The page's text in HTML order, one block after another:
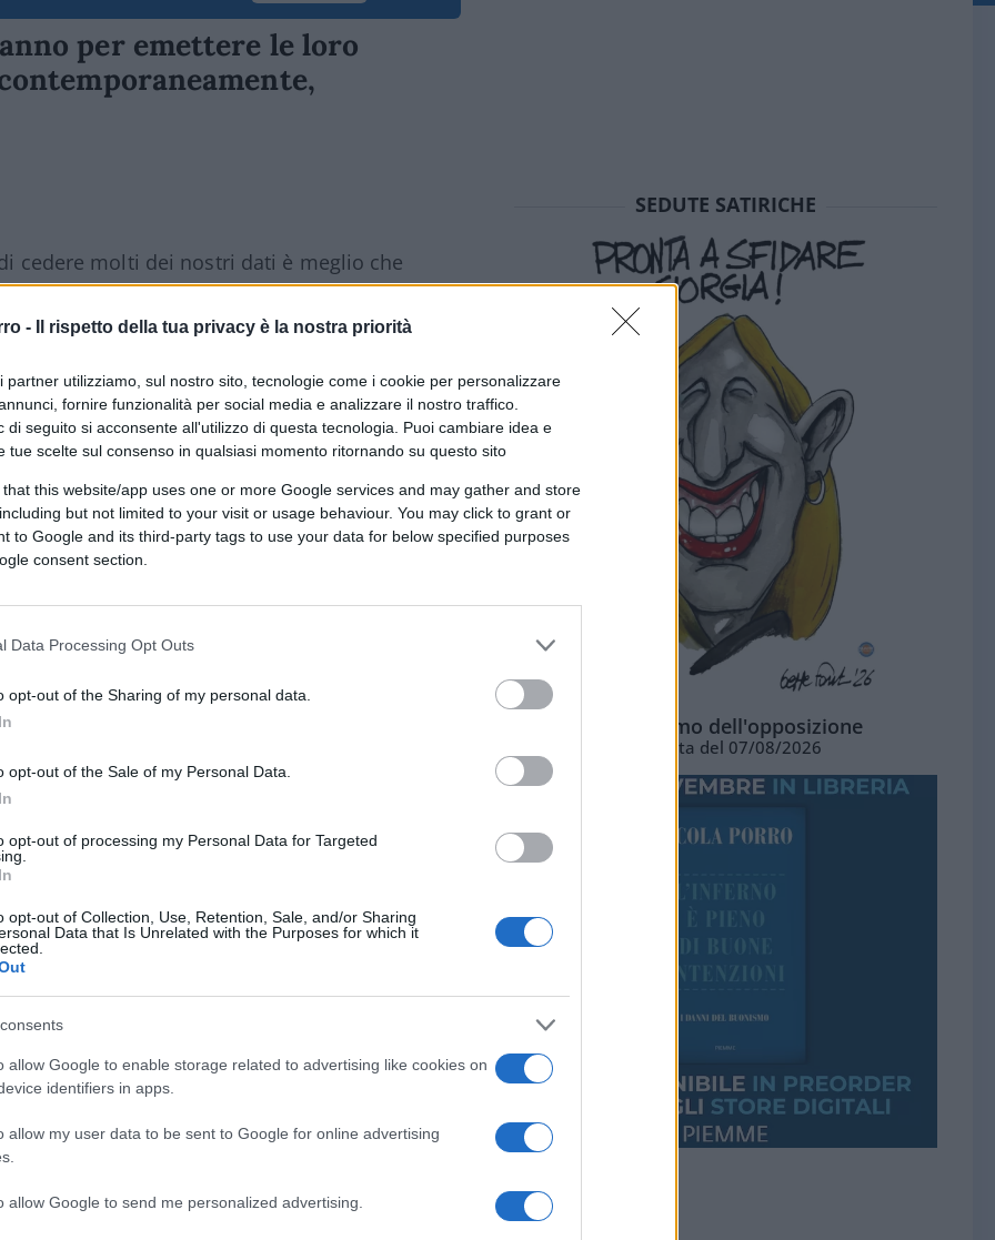
- Il rispetto della tua privacy è la nostra priorità
partner utilizziamo, sul nostro sito, tecnologie come i cookie per personalizzare
fornire funzionalità per social media e analizzare il nostro traffico.
di seguito si acconsente all'utilizzo di questa tecnologia. Puoi cambiare idea e
tue scelte sul consenso in qualsiasi momento ritornando su questo sito
that this website/app uses one or more Google services and may gather and store
but not limited to your visit or usage behaviour. You may click to grant or
to Google and its third-party tags to use your data for below specified purposes
consent section.
Data Processing Opt Outs
opt-out of the Sharing of my personal data.
opt-out of the Sale of my Personal Data.
opt-out of processing my Personal Data for Targeted
opt-out of Collection, Use, Retention, Sale, and/or Sharing
Data that Is Unrelated with the Purposes for which it
allow Google to enable storage related to advertising like cookies on
identifiers in apps.
allow my user data to be sent to Google for online advertising
allow Google to send me personalized advertising.
per emettere le loro
cedere molti dei nostri dati è meglio che
strategie di marketing, orienta i
fatti oggetto di centinaia di “attenzioni
queste offerte le riceveremmo
nel nostro personalissimo mondo dei
acquistato tutto quello di cui, forse, non
stati in grado di non comperare.
controllo dei nostri conti correnti. Si
le operazioni della nostra vita. Ancor di
il 30% delle nostre attività finanziarie.
– Open Banking
aperto alla condivisione dei dati tra i
autorizzata dai clienti stessi delle banche.
vera ricchezza di chi opera sul mercato.
accorta dei nostri dati rappresenta una
’ di operare con quei dati.
interesse e chi lo farà nel proprio.
SEDUTE SATIRICHE
L'ottimismo dell'opposizione
Vignetta del 07/08/2026